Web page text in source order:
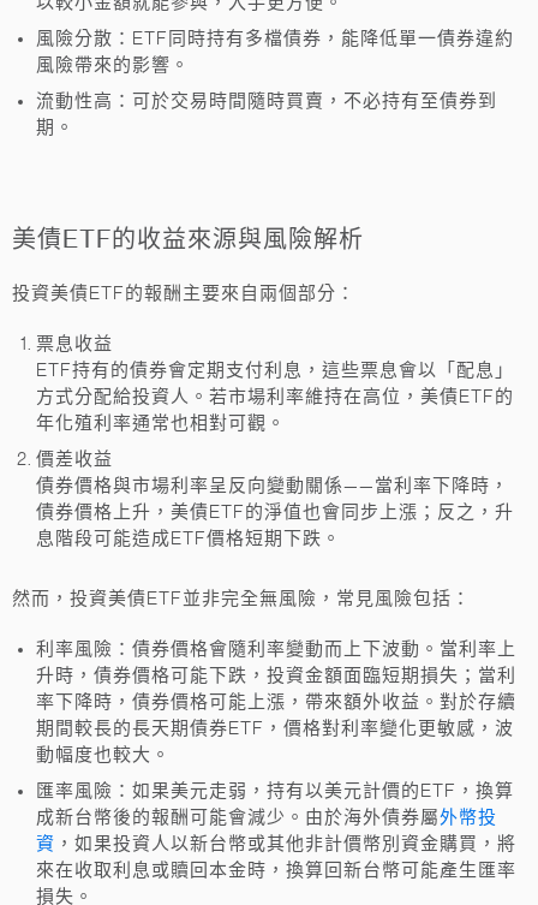
風險分散 ：ETF同時持有多檔債券，能降低單一債券違約
風險帶來的影響。
流動性高 ：可於交易時間隨時買賣，不必持有至債券到
期。
美債ETF的收益來源與風險解析
投資美債ETF的報酬主要來自兩個部分：
票息收益
ETF持有的債券會定期支付利息，這些票息會以「配息」
方式分配給投資人。若市場利率維持在高位，美債ETF的
年化殖利率通常也相對可觀。
價差收益
債券價格與市場利率呈反向變動關係——當利率下降時，
債券價格上升，美債ETF的淨值也會同步上漲；反之，升
息階段可能造成ETF價格短期下跌。
然而，投資美債ETF並非完全無風險，常見風險包括：
利率風險 ：債券價格會隨利率變動而上下波動。當利率上
升時，債券價格可能下跌，投資金額面臨短期損失；當利
率下降時，債券價格可能上漲，帶來額外收益。對於存續
期間較長的長天期債券ETF，價格對利率變化更敏感，波
動幅度也較大。
匯率風險 ：如果美元走弱，持有以美元計價的ETF，換算
成新台幣後的報酬可能會減少。由於海外債券屬外幣投
資 ，如果投資人以新台幣或其他非計價幣別資金購買，將
來在收取利息或贖回本金時，換算回新台幣可能產生匯率
損失。